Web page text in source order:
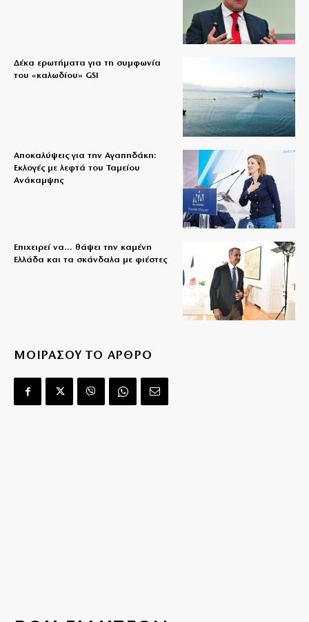
Δέκα ερωτήματα για τη συμφωνία
του «καλωδίου» GSI
Αποκαλύψεις για την Αγαπηδάκη:
Εκλογές με λεφτά του Ταμείου
Ανάκαμψης
Επιχειρεί να… θάψει την καμένη
Ελλάδα και τα σκάνδαλα με φιέστες
ΜΟΙΡΑΣΟΥ ΤΟ ΑΡΘΡΟ